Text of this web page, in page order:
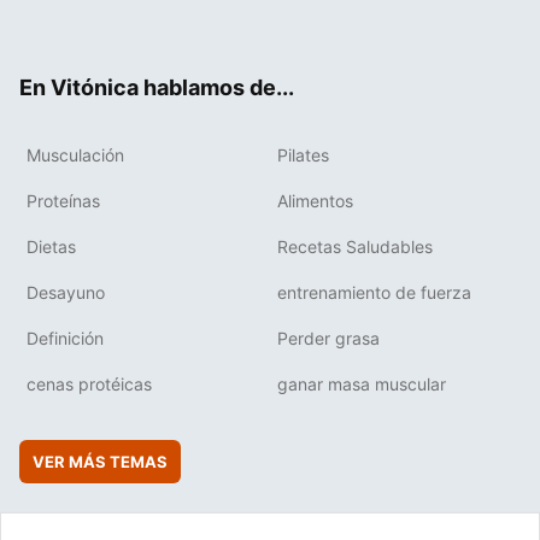
En Vitónica hablamos de...
Musculación Pilates
Proteínas Alimentos
Dietas Recetas Saludables
Desayuno entrenamiento de fuerza
Definición Perder grasa
cenas protéicas ganar masa muscular
VER MÁS TEMAS